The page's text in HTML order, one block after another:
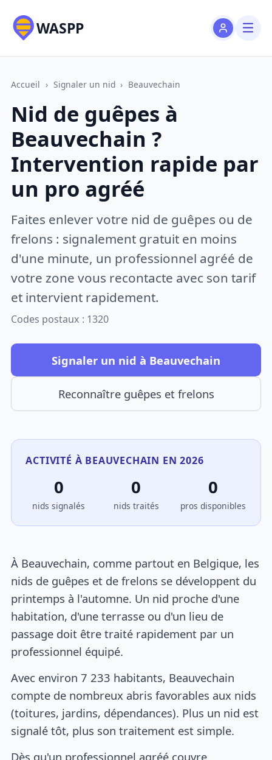
WASPP
Accueil › Signaler un nid › Beauvechain
Nid de guêpes à
Beauvechain ?
Intervention rapide par
un pro agréé
Faites enlever votre nid de guêpes ou de
frelons : signalement gratuit en moins
d'une minute, un professionnel agréé de
votre zone vous recontacte avec son tarif
et intervient rapidement.
Codes postaux : 1320
Signaler un nid à Beauvechain
Reconnaître guêpes et frelons
ACTIVITÉ À BEAUVECHAIN EN 2026
0
nids signalés
0
nids traités
0
pros disponibles
À Beauvechain, comme partout en Belgique, les
nids de guêpes et de frelons se développent du
printemps à l'automne. Un nid proche d'une
habitation, d'une terrasse ou d'un lieu de
passage doit être traité rapidement par un
professionnel équipé.
Avec environ 7 233 habitants, Beauvechain
compte de nombreux abris favorables aux nids
(toitures, jardins, dépendances). Plus un nid est
signalé tôt, plus son traitement est simple.
Dès qu'un professionnel agréé couvre